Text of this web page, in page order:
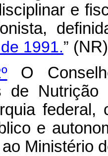
e
1991.” (NR)
O
de
federal,
e
Ministério